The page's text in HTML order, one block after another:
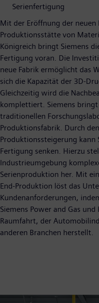
Serienfertigung
Mit der Eröffnung der
Produktionsstätte von
Königreich bringt Siemens
Fertigung voran. Die
neue Fabrik ermöglicht das
sich die Kapazität der 3D-
Gleichzeitig wird die
komplettiert. Siemens
traditionellen
Produktionsfabrik. Durch
Produktionssteigerung kann
Fertigung senken. Hierzu
Industrieumgebung
Serienproduktion her. Mit
End-Produktion löst das
Kundenanforderungen,
Siemens Power and Gas
Raumfahrt, der
anderen Branchen herstellt.